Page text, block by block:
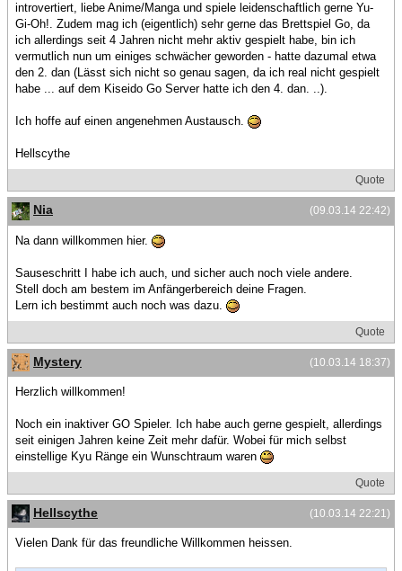
introvertiert, liebe Anime/Manga und spiele leidenschaftlich gerne Yu-
Gi-Oh!. Zudem mag ich (eigentlich) sehr gerne das Brettspiel Go, da
ich allerdings seit 4 Jahren nicht mehr aktiv gespielt habe, bin ich
vermutlich nun um einiges schwächer geworden - hatte dazumal etwa
den 2. dan (Lässt sich nicht so genau sagen, da ich real nicht gespielt
habe ... auf dem Kiseido Go Server hatte ich den 4. dan. ..).
Ich hoffe auf einen angenehmen Austausch.
Hellscythe
Quote
(09.03.14 22:42)
Nia
Na dann willkommen hier.
Sauseschritt I habe ich auch, und sicher auch noch viele andere.
Stell doch am bestem im Anfängerbereich deine Fragen.
Lern ich bestimmt auch noch was dazu.
Quote
(10.03.14 18:37)
Mystery
Herzlich willkommen!
Noch ein inaktiver GO Spieler. Ich habe auch gerne gespielt, allerdings
seit einigen Jahren keine Zeit mehr dafür. Wobei für mich selbst
einstellige Kyu Ränge ein Wunschtraum waren
Quote
(10.03.14 22:21)
Hellscythe
Vielen Dank für das freundliche Willkommen heissen.